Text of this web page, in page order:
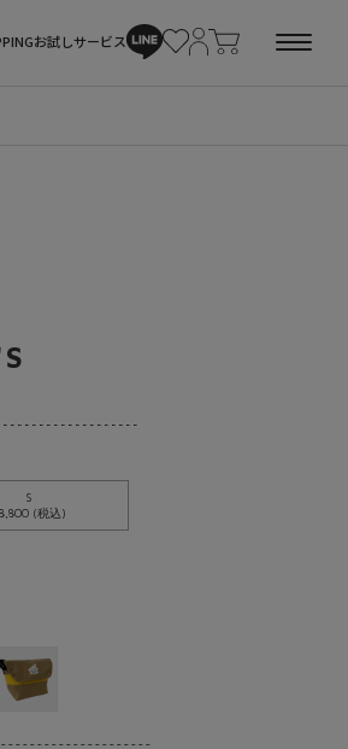
お試しサービス
S
(税込)